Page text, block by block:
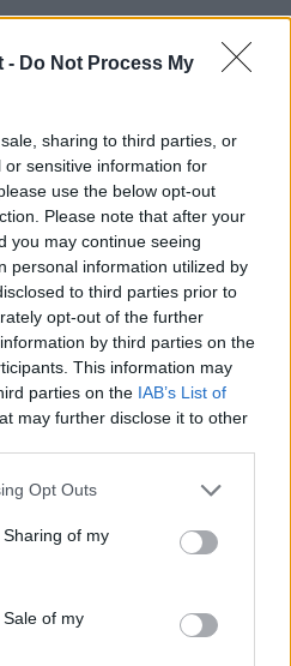
- Do Not Process My
sharing to third parties, or
sensitive information for
use the below opt-out
Please note that after your
you may continue seeing
personal information utilized by
to third parties prior to
opt-out of the further
by third parties on the
This information may
parties on the IAB’s List of
may further disclose it to other
app uses one or more Google
behaviour. You may click to
and its third-party tags to
purposes in below Google
Opt Outs
of my
of my
di Finanza: controllo del